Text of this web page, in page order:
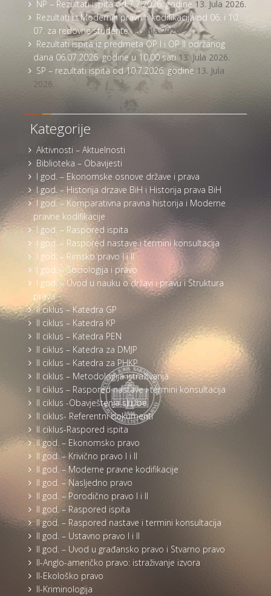
NP – Rezultati ispita od 7.7.2026. godine 13. Jula 2026.
Rezultati iz Modernih pravnih kodifikacija od 06. i 10.
07. za redovne studente 13. Jula 2026.
Rezultati ispita iz predmeta OP I i OP II održanog
dana 06.07.2026. godine u 10,00 sati 13. Jula 2026.
SP – rezultati ispita od 10.7.2026. godine 13. Jula
2026.
Kategorije
Aktivnosti – Aktuelnosti
Biblioteka – Obavijesti
I god. – Ekonomske osnove države i prava
I god. – Historija drzave BiH i Historija prava BiH
I god. – Komparativna pravna historija i Moderne
pravne kodifikacije
I god. – Raspored ispita
I god. – Raspored nastave i termini konsultacija
I god. – Rimsko pravo I i II
I god. – Sociologija i pravo
I god. – Uvod u nauku o državi i pravu i Struktura
prava
II ciklus – Katedra GP
II ciklus – Katedra KP
II ciklus – Katedra PEN
II ciklus – Katedra za DMJP
II ciklus – Katedra za PHKP
II ciklus – Metodologija istraživanja
II ciklus – Raspored nastave i termini konsultacija
II ciklus -Obavještenja službe
II ciklus- Referentni dokumenti
II ciklus-Raspored ispita
II god. – Ekonomsko pravo
II god. – Krivično pravo I i II
II god. – Moderne pravne kodifikacije
II god. – Nasljedno pravo
II god. – Porodično pravo I i II
II god. – Raspored ispita
II god. – Raspored nastave i termini konsultacija
II god. – Ustavno pravo I i II
II god. – Uvod u građansko pravo i Stvarno pravo
II-Anglo-američko pravo: istraživanje izvora
II-Ekološko pravo
II-Kriminologija